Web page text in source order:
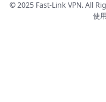
© 2025 Fast-Link VPN. All
使